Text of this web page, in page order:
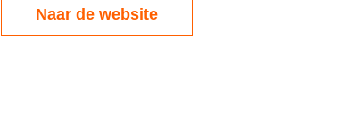
Naar de website